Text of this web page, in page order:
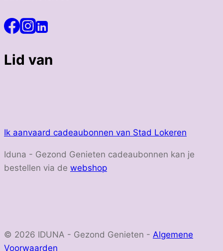
Lid van
Ik aanvaard cadeaubonnen van Stad Lokeren
Iduna - Gezond Genieten cadeaubonnen kan je
bestellen via de webshop
© 2026 IDUNA - Gezond Genieten - Algemene
Voorwaarden